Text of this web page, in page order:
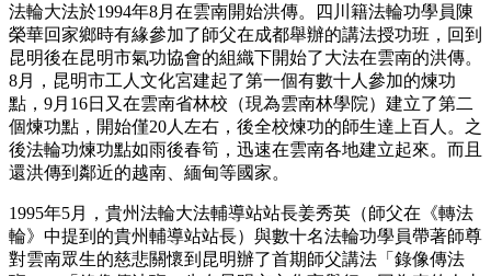
法輪大法於1994年8月在雲南開始洪傳。四川籍法輪功學員陳
榮華回家鄉時有緣參加了師父在成都舉辦的講法授功班，回到
昆明後在昆明市氣功協會的組織下開始了大法在雲南的洪傳。
8月，昆明市工人文化宮建起了第一個有數十人參加的煉功
點，9月16日又在雲南省林校（現為雲南林學院）建立了第二
個煉功點，開始僅20人左右，後全校煉功的師生達上百人。之
後法輪功煉功點如雨後春筍，迅速在雲南各地建立起來。而且
還洪傳到鄰近的越南、緬甸等國家。
1995年5月，貴州法輪大法輔導站站長姜秀英（師父在《轉法
輪》中提到的貴州輔導站站長）與數十名法輪功學員帶著師尊
對雲南眾生的慈悲關懷到昆明辦了首期師父講法「錄像傳法